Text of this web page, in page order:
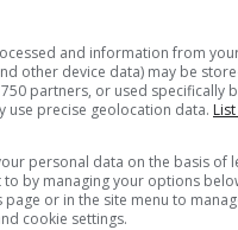
Thermals
and information from
other device data) may be
partners, or used specifically
use precise geolocation data.
personal data on the basis of
to by managing your options
or in the site menu to
cookie settings.